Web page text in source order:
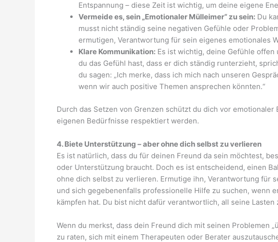
Entspannung – diese Zeit ist wichtig, um deine eigene
Vermeide es, sein „Emotionaler Mülleimer“ zu sein: Du
musst nicht ständig seine negativen Gefühle oder
ermutigen, Verantwortung für sein eigenes emotionales
Klare Kommunikation: Es ist wichtig, deine Gefühle
du das Gefühl hast, dass er dich ständig runterzieht,
du sagen: „Ich merke, dass ich mich nach unseren
wenn wir auch positive Themen ansprechen könnten.“
Durch das Setzen von Grenzen schützt du dich vor
eigenen Bedürfnisse respektiert werden.
4. Biete Unterstützung – aber ohne dich selbst zu verlieren
Es ist natürlich, dass du für deinen Freund da sein möchtest,
oder Unterstützung braucht. Doch es ist entscheidend, einen
ohne dich selbst zu verlieren. Ermutige ihn, Verantwortung für
und sich gegebenenfalls professionelle Hilfe zu suchen, wenn
kämpfen hat. Du bist nicht dafür verantwortlich, all seine Lasten
Wenn du merkst, dass dein Freund dich mit seinen Problemen
zu raten, sich mit einem Therapeuten oder Berater